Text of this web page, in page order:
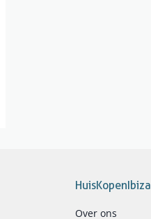
HuisKopenIbiza
Over ons